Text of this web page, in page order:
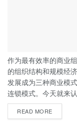
作为最有效率的商业
的组织结构和规模经
发展成为三种商业模
连锁模式。今天就来
READ MORE